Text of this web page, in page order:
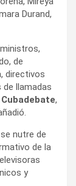
Durand,
de
directivos
llamadas
Cubadebate,
se nutre de
de la
y